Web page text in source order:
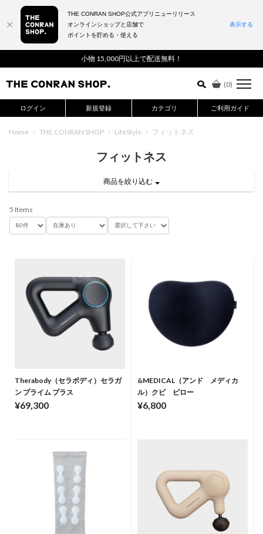
小物 15,000円以上で配送無料！
(0)
ログイン 新規登録 カテゴリ ご利用ガイド
詳細検索はこちら
Home / THE CONRAN SHOP / LifeStyle / フィットネス
フィットネス
商品を絞り込む
5 Items
Therabody（セラボディ）セラガ
ン プライム プラス
¥69,300
&MEDICAL（アンド メディカ
ル）クビ ピロー
¥6,800
THE CONRAN SHOP公式アプリニューリリース
オンラインショップと店舗で
ポイントを貯める・使える
表示する